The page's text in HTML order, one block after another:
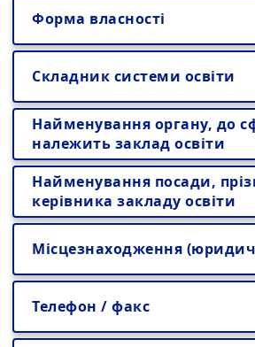
Форма власності
Складник системи освіти
Найменування органу, до
належить заклад освіти
Найменування посади,
керівника закладу освіти
Місцезнаходження
Телефон / факс